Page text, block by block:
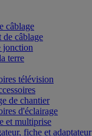
câblage
de câblage
jonction
terre
télévision
de chantier
d'éclairage
et multiprise
fiche et adaptateur